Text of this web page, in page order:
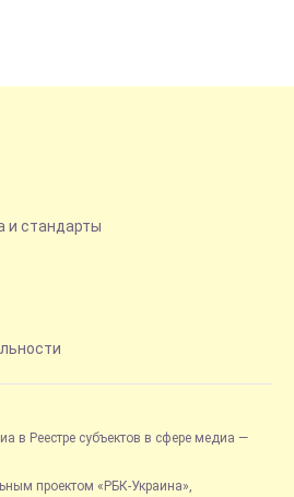
и стандарты
в Реестре субъектов в сфере медиа —
проектом «РБК-Украина»,